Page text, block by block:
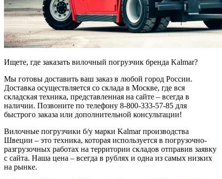
Ищете, где заказать вилочный погрузчик бренда Kalmar?
Мы готовы доставить ваш заказ в любой город России.
Доставка осуществляется со склада в Москве, где вся
складская техника, представленная на сайте – всегда в
наличии. Позвоните по телефону 8-800-333-57-85 для
быстрого заказа или дополнительной консультации!
Вилочные погрузчики б/у марки Kalmar производства
Швеции – это техника, которая используется в погрузочно-
разгрузочных работах на территории складов отправив заявку
с сайта. Наша цена – всегда в рублях и одна из самых низких
на рынке.